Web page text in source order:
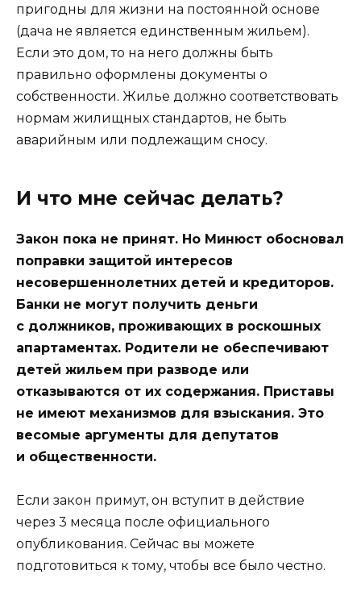
пригодны для жизни на постоянной основе
(дача не является единственным жильем).
Если это дом, то на него должны быть
правильно оформлены документы о
собственности. Жилье должно соответствовать
нормам жилищных стандартов, не быть
аварийным или подлежащим сносу.
И что мне сейчас делать?
Закон пока не принят. Но Минюст обосновал
поправки защитой интересов
несовершеннолетних детей и кредиторов.
Банки не могут получить деньги
с должников, проживающих в роскошных
апартаментах. Родители не обеспечивают
детей жильем при разводе или
отказываются от их содержания. Приставы
не имеют механизмов для взыскания. Это
весомые аргументы для депутатов
и общественности.
Если закон примут, он вступит в действие
через 3 месяца после официального
опубликования. Сейчас вы можете
подготовиться к тому, чтобы все было честно.